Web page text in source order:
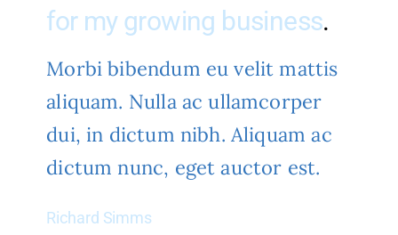
for my growing business.
Morbi bibendum eu velit mattis
aliquam. Nulla ac ullamcorper
dui, in dictum nibh. Aliquam ac
dictum nunc, eget auctor est.
Richard Simms